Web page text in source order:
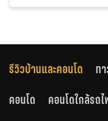
รีวิวบ้านและคอนโด ท
คอนโด
คอนโดใกล้รถ